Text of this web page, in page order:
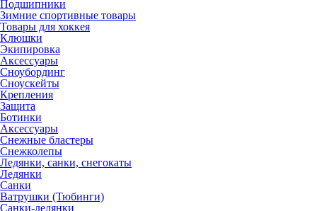
Подшипники
Зимние спортивные товары
Товары для хоккея
Клюшки
Экипировка
Аксессуары
Сноубординг
Сноускейты
Крепления
Защита
Ботинки
Аксессуары
Снежные бластеры
Снежколепы
Ледянки, санки, снегокаты
Ледянки
Санки
Ватрушки (Тюбинги)
Санки-ледянки